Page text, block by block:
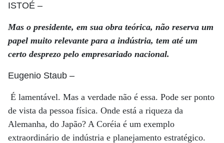
ISTOÉ –
Mas o presidente, em sua obra teórica, não reserva um
papel muito relevante para a indústria, tem até um
certo desprezo pelo empresariado nacional.
Eugenio Staub –
É lamentável. Mas a verdade não é essa. Pode ser ponto
de vista da pessoa física. Onde está a riqueza da
Alemanha, do Japão? A Coréia é um exemplo
extraordinário de indústria e planejamento estratégico.